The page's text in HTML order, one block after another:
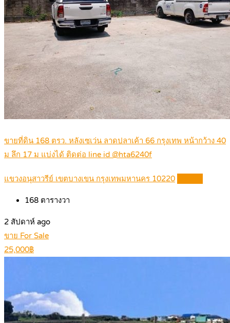
ขายที่ดิน 168 ตรว. หลังเซเว่น ลาดปลาเค้า 66 กรุงเทพ หน้ากว้าง 40
ม ลึก 17 ม แบ่งได้ ติดต่อ line id @hta6240f
แขวงอนุสาวรีย์ เขตบางเขน กรุงเทพมหานคร 10220
168 ตารางวา
2 สัปดาห์ ago
ขาย For Sale
25,000฿